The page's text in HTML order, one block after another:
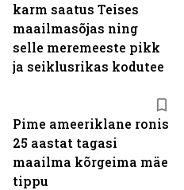
karm saatus Teises
maailmasõjas ning
selle meremeeste pikk
ja seiklusrikas kodutee
Pime ameeriklane ronis
25 aastat tagasi
maailma kõrgeima mäe
tippu